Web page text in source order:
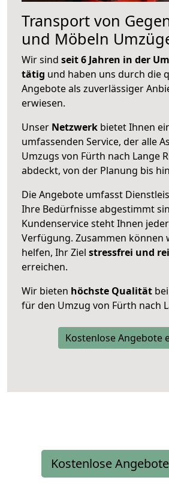
Transport von
und Möbeln
Wir sind seit 6 Jahren in der
tätig und haben uns durch die
Angebote als zuverlässiger
erwiesen.
Unser Netzwerk bietet Ihnen
umfassenden Service, der alle
Umzugs von Fürth nach Lange
abdeckt, von der Planung bis
Die Angebote umfasst
Ihre Bedürfnisse abgestimmt
Kundenservice steht Ihnen
Verfügung. Zusammen können
helfen, Ihr Ziel stressfrei und
erreichen.
Wir bieten höchste Qualität
für den Umzug von Fürth nach
Kostenlose Angebote
Kostenlose